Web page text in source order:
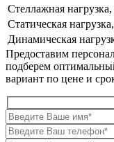
Стеллажная нагрузка,
Статическая
Динамическая
Предоставим
подберем
вариант по цене и